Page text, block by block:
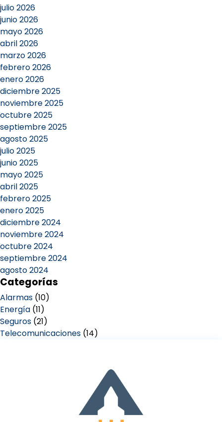
julio 2026
junio 2026
mayo 2026
abril 2026
marzo 2026
febrero 2026
enero 2026
diciembre 2025
noviembre 2025
octubre 2025
septiembre 2025
agosto 2025
julio 2025
junio 2025
mayo 2025
abril 2025
febrero 2025
enero 2025
diciembre 2024
noviembre 2024
octubre 2024
septiembre 2024
agosto 2024
Categorías
Alarmas (10)
Energía (11)
Seguros (21)
Telecomunicaciones (14)